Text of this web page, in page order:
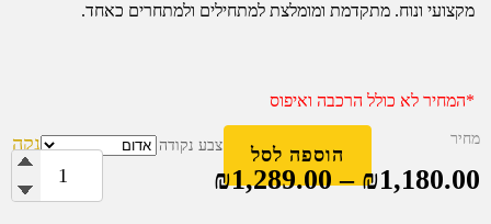
מקצועי ונוח. מתקדמת ומומלצת למתחילים ולמתחרים כאחד.
*המחיר לא כולל הרכבה ואיפוס
מחיר
₪1,180.00
–
₪1,289.00
צבע נקודה נקה
של
הוספה לסל